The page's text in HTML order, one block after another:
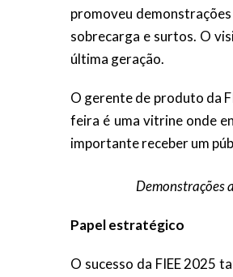
promoveu
sobrecarga e surtos. O
última geração.
O gerente de produto da
feira é uma vitrine onde
importante receber um
Demonstrações
Papel estratégico
O sucesso da FIEE 2025